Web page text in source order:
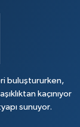
buluştururken,
kaçınıyor
sunuyor.